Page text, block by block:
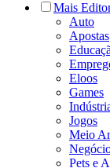
Mais
Auto
Apostas
Eloos
Games
Jogos
Meio
Pets e